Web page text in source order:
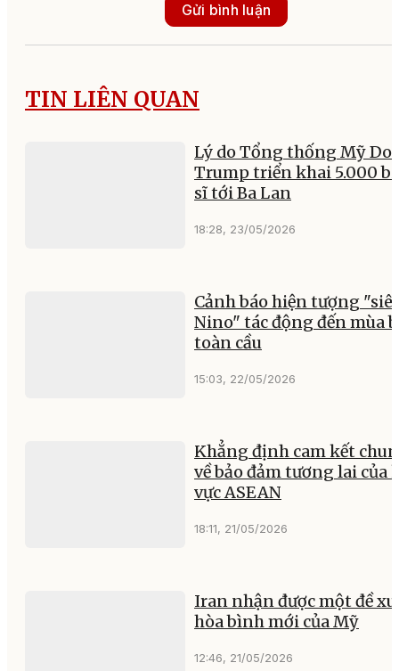
Gửi bình luận
TIN LIÊN QUAN
Lý do Tổng thống Mỹ
Trump triển khai 5.000
sĩ tới Ba Lan
18:28, 23/05/2026
Cảnh báo hiện tượng
Nino" tác động đến mùa
toàn cầu
15:03, 22/05/2026
Khẳng định cam kết
về bảo đảm tương lai của
vực ASEAN
18:11, 21/05/2026
Iran nhận được một đề
hòa bình mới của Mỹ
12:46, 21/05/2026